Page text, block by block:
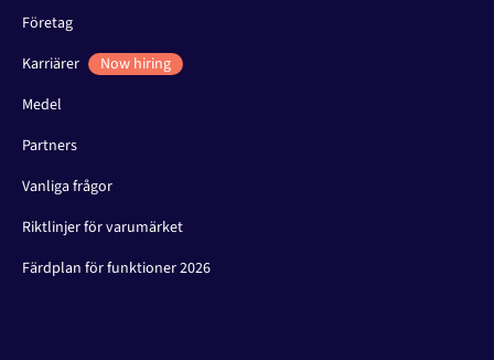
Företag
Karriärer
Now hiring
Medel
Partners
Vanliga frågor
Riktlinjer för varumärket
Färdplan för funktioner 2026